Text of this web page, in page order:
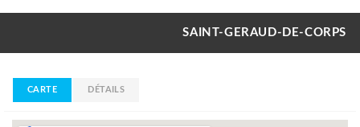
SAINT-GERAUD-DE-CORPS
CARTE DÉTAILS